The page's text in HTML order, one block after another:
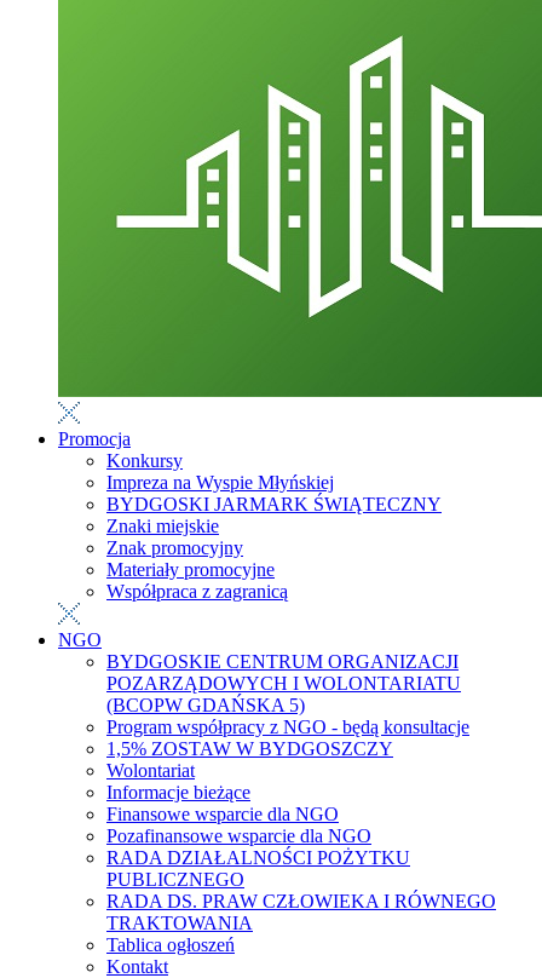
Promocja
Konkursy
Impreza na Wyspie Młyńskiej
BYDGOSKI JARMARK ŚWIĄTECZNY
Znaki miejskie
Znak promocyjny
Materiały promocyjne
Współpraca z zagranicą
NGO
BYDGOSKIE CENTRUM ORGANIZACJI
POZARZĄDOWYCH I WOLONTARIATU
(BCOPW GDAŃSKA 5)
Program współpracy z NGO - będą konsultacje
1,5% ZOSTAW W BYDGOSZCZY
Wolontariat
Informacje bieżące
Finansowe wsparcie dla NGO
Pozafinansowe wsparcie dla NGO
RADA DZIAŁALNOŚCI POŻYTKU
PUBLICZNEGO
RADA DS. PRAW CZŁOWIEKA I RÓWNEGO
TRAKTOWANIA
Tablica ogłoszeń
Kontakt